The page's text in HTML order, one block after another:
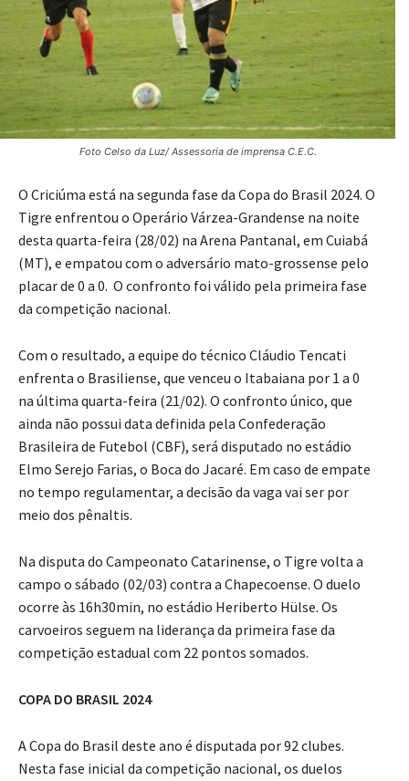
Foto Celso da Luz/ Assessoria de imprensa C.E.C.
O Criciúma está na segunda fase da Copa do Brasil 2024. O
Tigre enfrentou o Operário Várzea-Grandense na noite
desta quarta-feira (28/02) na Arena Pantanal, em Cuiabá
(MT), e empatou com o adversário mato-grossense pelo
placar de 0 a 0. O confronto foi válido pela primeira fase
da competição nacional.
Com o resultado, a equipe do técnico Cláudio Tencati
enfrenta o Brasiliense, que venceu o Itabaiana por 1 a 0
na última quarta-feira (21/02). O confronto único, que
ainda não possui data definida pela Confederação
Brasileira de Futebol (CBF), será disputado no estádio
Elmo Serejo Farias, o Boca do Jacaré. Em caso de empate
no tempo regulamentar, a decisão da vaga vai ser por
meio dos pênaltis.
Na disputa do Campeonato Catarinense, o Tigre volta a
campo o sábado (02/03) contra a Chapecoense. O duelo
ocorre às 16h30min, no estádio Heriberto Hülse. Os
carvoeiros seguem na liderança da primeira fase da
competição estadual com 22 pontos somados.
COPA DO BRASIL 2024
A Copa do Brasil deste ano é disputada por 92 clubes.
Nesta fase inicial da competição nacional, os duelos